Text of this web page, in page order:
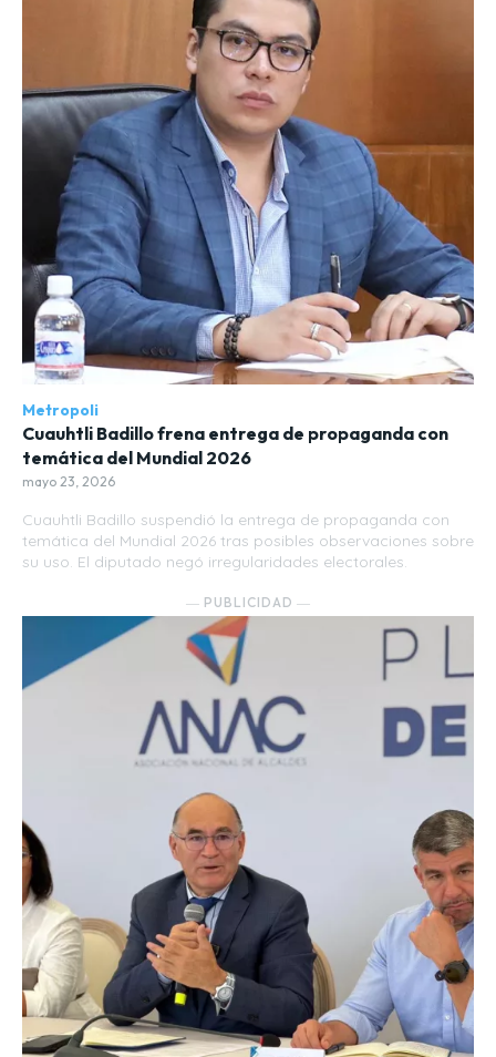
Metropoli
Cuauhtli Badillo frena entrega de propaganda con
temática del Mundial 2026
mayo 23, 2026
Cuauhtli Badillo suspendió la entrega de propaganda con
temática del Mundial 2026 tras posibles observaciones sobre
su uso. El diputado negó irregularidades electorales.
― PUBLICIDAD ―